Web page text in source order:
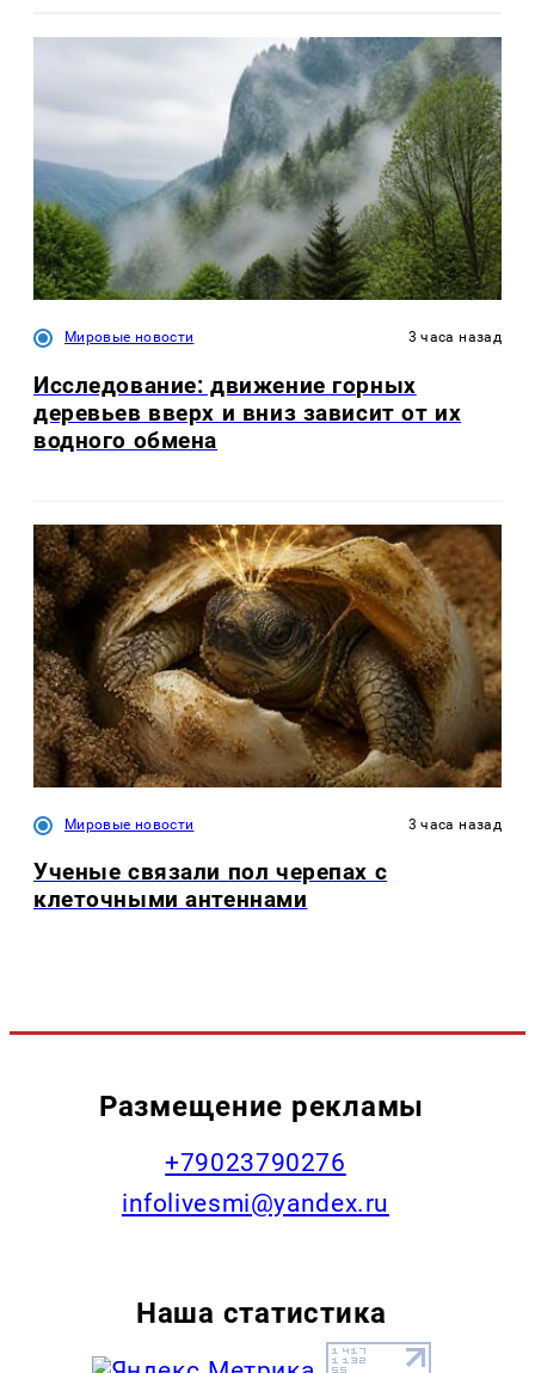
Мировые новости 3 часа назад
Исследование: движение горных
деревьев вверх и вниз зависит от их
водного обмена
Мировые новости 3 часа назад
Ученые связали пол черепах с
клеточными антеннами
Размещение рекламы
+79023790276
infolivesmi@yandex.ru
Наша статистика